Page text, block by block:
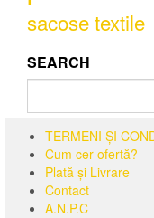
sacose textile
SEARCH
TERMENI ȘI
Cum cer ofertă?
Plată și Livrare
Contact
A.N.P.C